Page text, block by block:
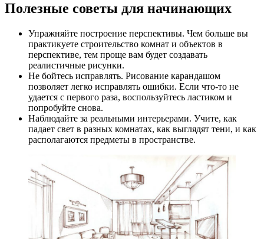
Полезные советы для начинающих
Упражняйте построение перспективы. Чем больше вы
практикуете строительство комнат и объектов в
перспективе, тем проще вам будет создавать
реалистичные рисунки.
Не бойтесь исправлять. Рисование карандашом
позволяет легко исправлять ошибки. Если что-то не
удается с первого раза, воспользуйтесь ластиком и
попробуйте снова.
Наблюдайте за реальными интерьерами. Учите, как
падает свет в разных комнатах, как выглядят тени, и как
располагаются предметы в пространстве.